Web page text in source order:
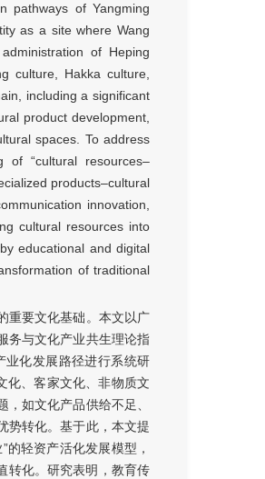
pathways of Yangming
as a site where Wang
of Heping
culture, Hakka culture,
including a significant
product development,
spaces. To address
of “cultural resources–
products–cultural
innovation,
cultural resources into
educational and digital
of traditional
重要文化基础。本文以广
务与文化产业共生理论指
业化发展路径进行系统研
化、客家文化、非物质文
如文化产品供给不足、
势转化。基于此，本文提
轻资产活化发展模型，
转化。研究表明，教育传